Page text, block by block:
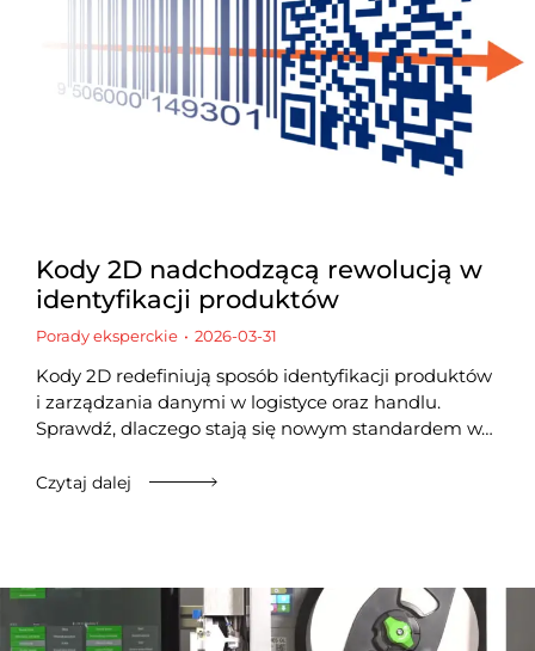
Kody 2D nadchodzącą rewolucją w
identyfikacji produktów
Porady eksperckie 2026-03-31
Kody 2D redefiniują sposób identyfikacji produktów
i zarządzania danymi w logistyce oraz handlu.
Sprawdź, dlaczego stają się nowym standardem w…
Czytaj dalej